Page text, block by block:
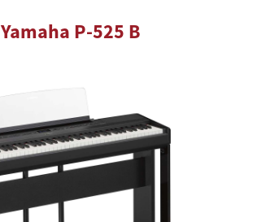
Yamaha P-525 B